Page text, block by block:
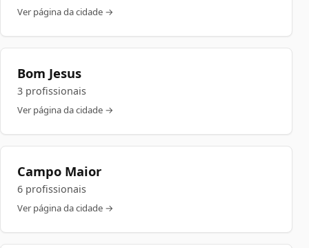
Ver página da cidade →
Bom Jesus
3 profissionais
Ver página da cidade →
Campo Maior
6 profissionais
Ver página da cidade →